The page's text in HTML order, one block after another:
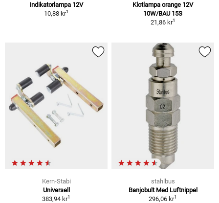
Indikatorlampa 12V
10,88 kr1
Klotlampa orange 12V
10W/BAU 15S
21,86 kr1
Kern-Stabi
Universell
383,94 kr1
stahlbus
Banjobult Med Luftnippel
296,06 kr1